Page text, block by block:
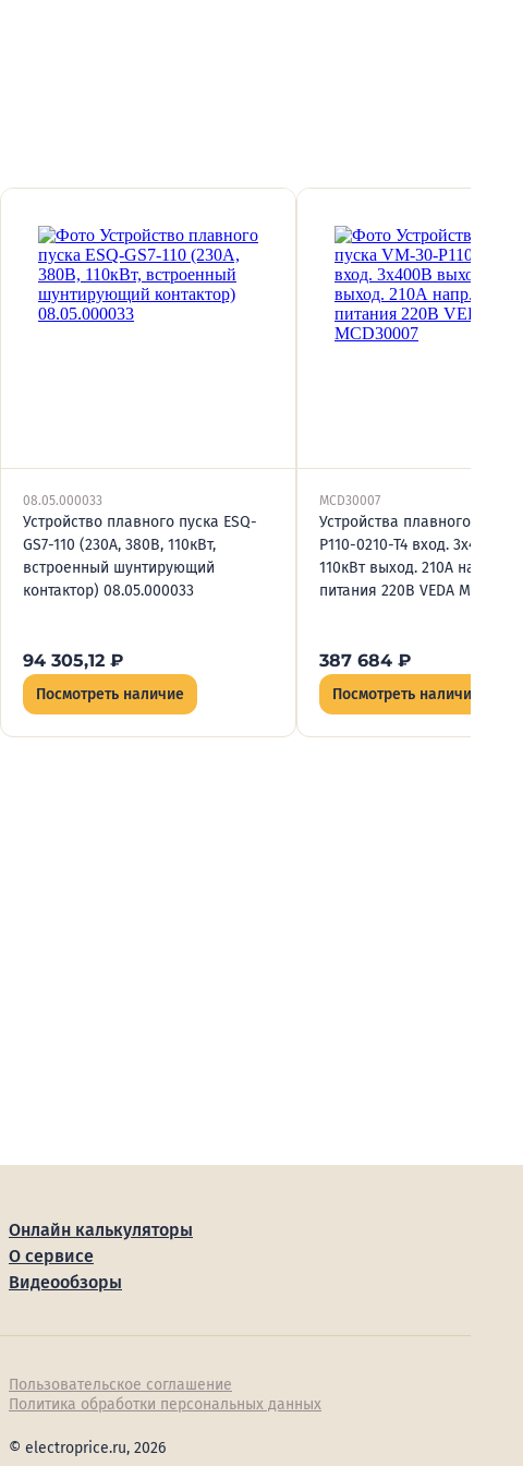
08.05.000033
Устройство плавного пуска ESQ-
GS7-110 (230А, 380В, 110кВт,
встроенный шунтирующий
контактор) 08.05.000033
94 305,12 ₽
Посмотреть наличие
MCD30007
Устройства плавного пуска
P110-0210-T4 вход. 3х400В
110кВт выход. 210А напр.
питания 220В VEDA
387 684 ₽
Посмотреть наличие
Онлайн калькуляторы
О сервисе
Видеообзоры
Пользовательское соглашение
Политика обработки персональных данных
© electroprice.ru, 2026